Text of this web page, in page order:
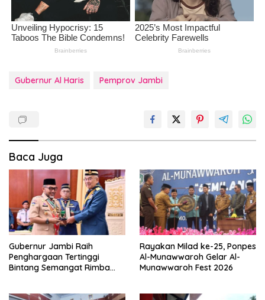
Gubernur Al Haris Pemprov Jambi
Baca Juga
Gubernur Jambi Raih
Penghargaan Tertinggi
Bintang Semangat Rimba
Rayakan Milad ke-25, Ponpes
Al-Munawwaroh Gelar Al-
Munawwaroh Fest 2026